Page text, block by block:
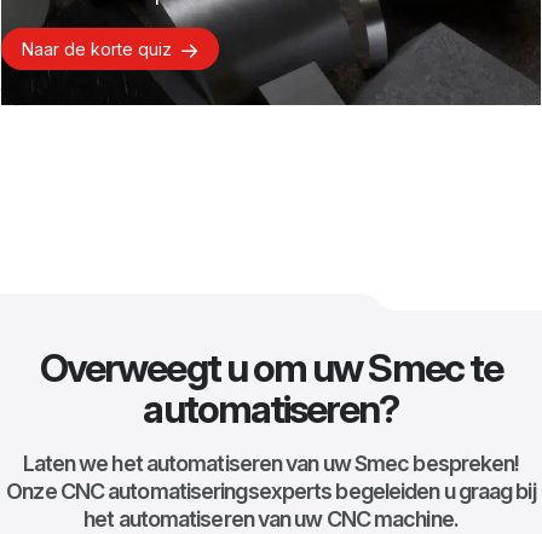
Naar de korte quiz
Overweegt u om uw Smec te
automatiseren?
Laten we het automatiseren van uw Smec bespreken!
Onze CNC automatiseringsexperts begeleiden u graag bij
het automatiseren van uw CNC machine.